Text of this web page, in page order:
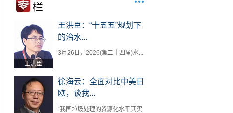
王洪臣
王洪臣：“十五五”规划下
的治水...
3月26日，2026(第二十四届)水...
徐海云：全面对比中美日
欧，谈我...
“我国垃圾处理的资源化水平其实